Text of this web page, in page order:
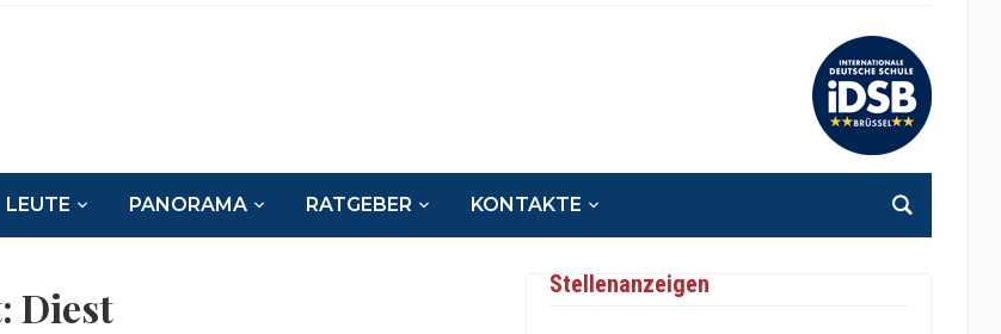
LEUTE PANORAMA RATGEBER KONTAKTE
Diest Stellenanzeigen